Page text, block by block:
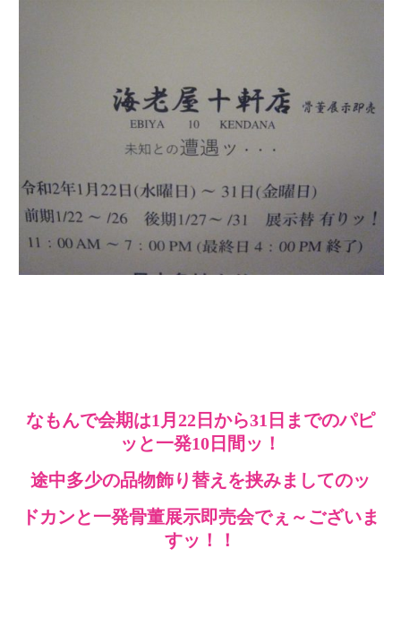
なもんで会期は1月22日から31日までのパピ
ッと一発10日間ッ！
途中多少の品物飾り替えを挟みましてのッ
ドカンと一発骨董展示即売会でぇ～ございま
すッ！！